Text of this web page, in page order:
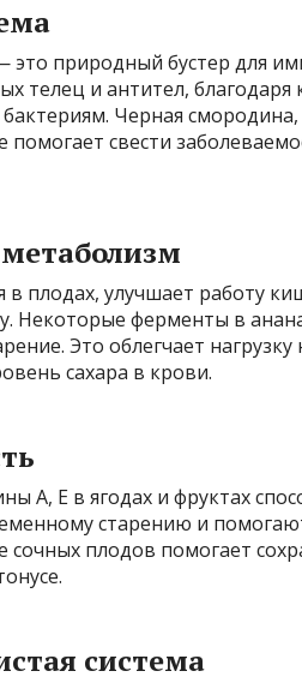
природный бустер для
телец и антител,
Черная
помогает свести
в плодах, улучшает работу
Некоторые ферменты в
Это облегчает
сахара в крови.
A, E в ягодах и фруктах
старению и
сочных плодов помогает
система